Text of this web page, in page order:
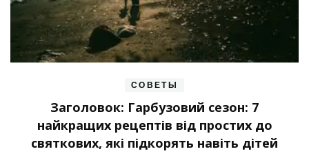
СОВЕТЫ
Заголовок: Гарбузовий сезон: 7
найкращих рецептів від простих до
святкових, які підкорять навіть дітей